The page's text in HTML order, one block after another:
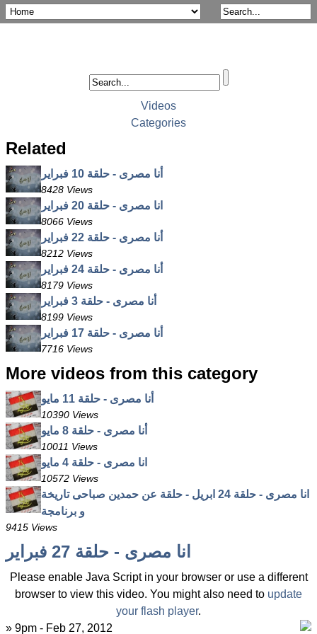
Videos
Categories
Related
أنا مصرى - حلقة 10 فبراير
8428 Views
انا مصرى - حلقة 20 فبراير
8066 Views
أنا مصرى - حلقة 22 فبراير
8212 Views
أنا مصرى - حلقة 24 فبراير
8179 Views
أنا مصرى - حلقة 3 فبراير
8199 Views
أنا مصرى - حلقة 17 فبراير
7716 Views
More videos from this category
أنا مصرى - حلقة 11 مايو
10390 Views
أنا مصرى - حلقة 8 مايو
10011 Views
انا مصرى - حلقة 4 مايو
10572 Views
انا مصرى - حلقة 24 ابريل - حلقة عن حمدين صباحى تاريخة
و برنامجة
9415 Views
انا مصرى - حلقة 27 فبراير
Please enable Java Script in your browser or use a different
browser to view this video. You might also need to update
your flash player.
» 9pm - Feb 27, 2012